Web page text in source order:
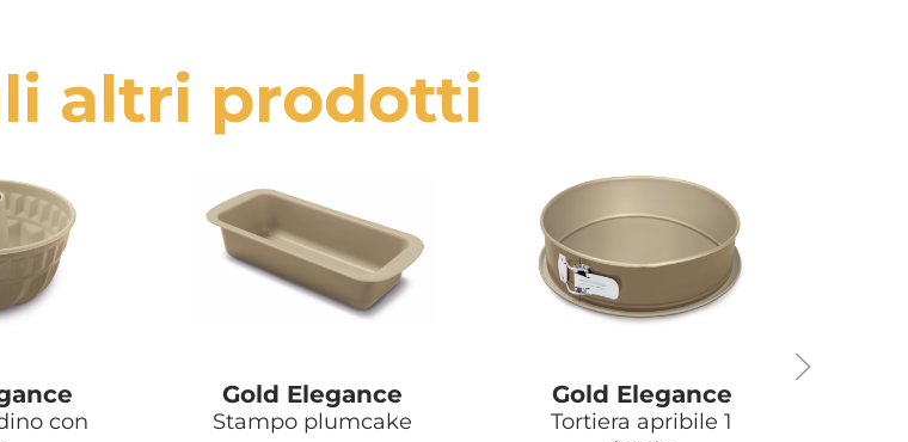
altri prodotti
con
Gold Elegance
Stampo plumcake
Gold Elegance
Tortiera apribile 1